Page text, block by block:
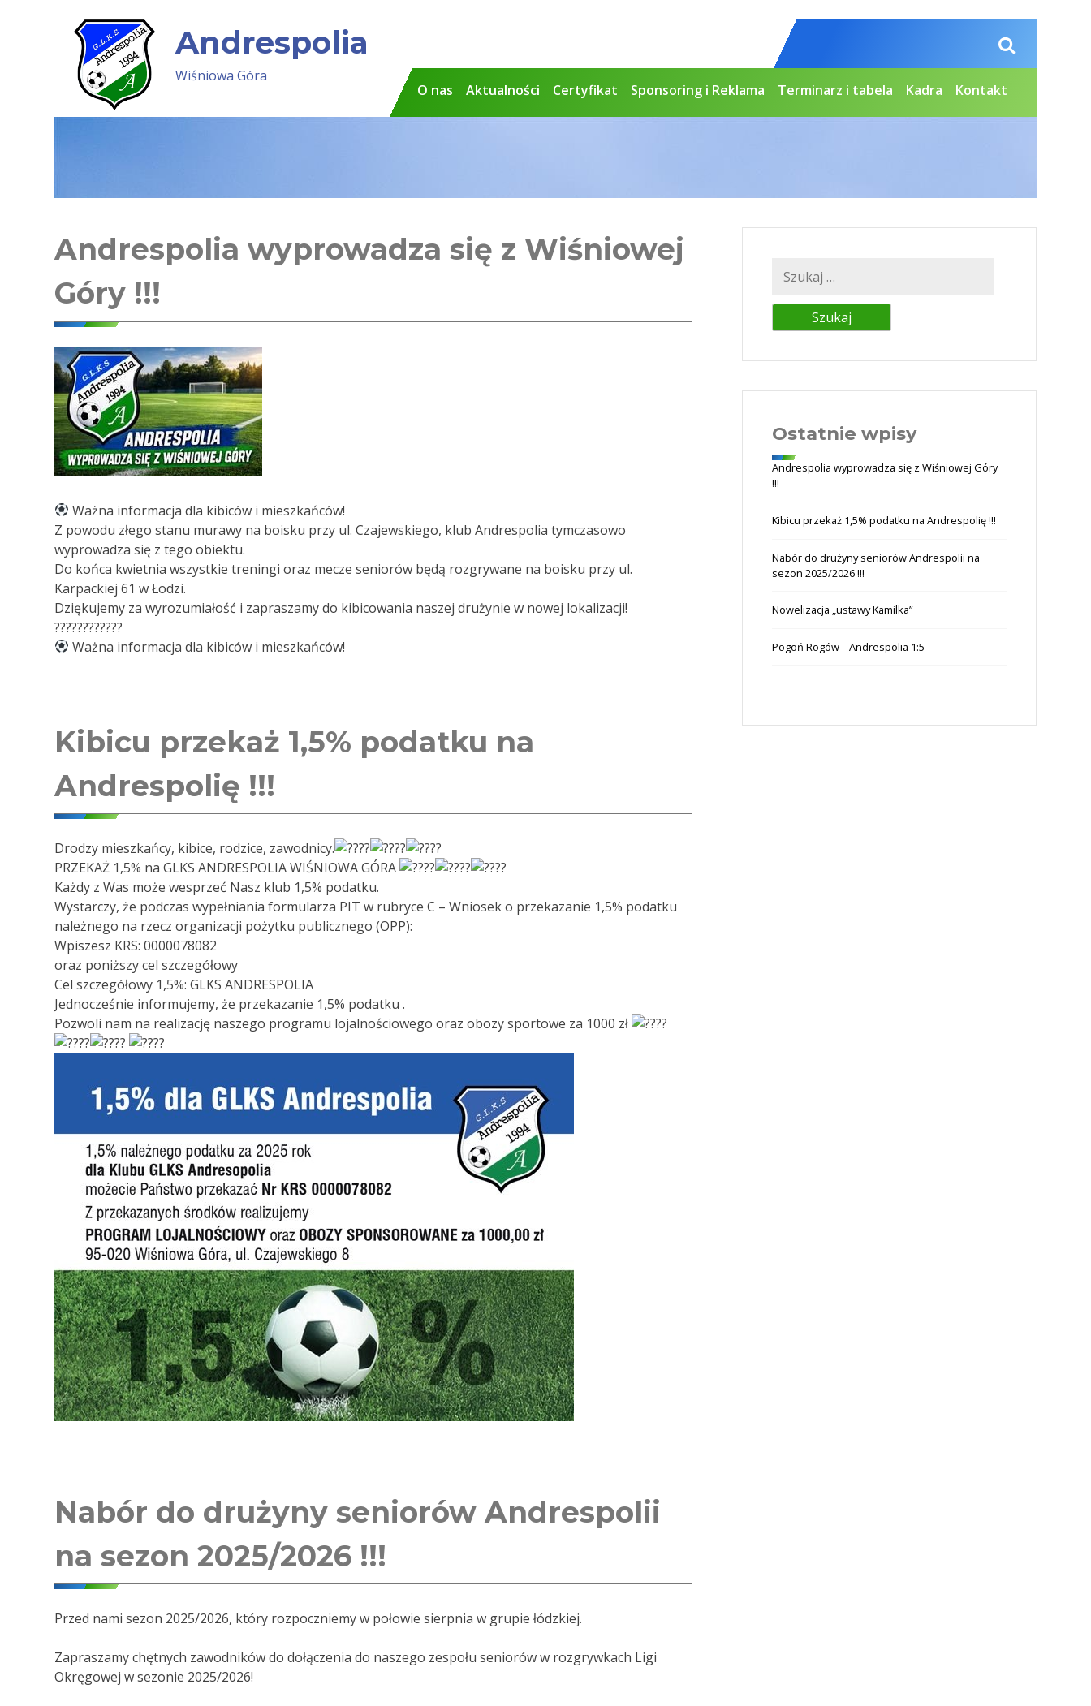
Andrespolia
Wiśniowa Góra
O nas
Aktualności Certyfikat Sponsoring i Reklama Terminarz i tabela Kadra Kontakt
Andrespolia wyprowadza się z Wiśniowej
Góry !!!
Ważna informacja dla kibiców i mieszkańców!
Z powodu złego stanu murawy na boisku przy ul. Czajewskiego, klub Andrespolia tymczasowo
wyprowadza się z tego obiektu.
Do końca kwietnia wszystkie treningi oraz mecze seniorów będą rozgrywane na boisku przy ul.
Karpackiej 61 w Łodzi.
Dziękujemy za wyrozumiałość i zapraszamy do kibicowania naszej drużynie w nowej lokalizacji!
????????????
Ważna informacja dla kibiców i mieszkańców!
Kibicu przekaż 1,5% podatku na
Andrespolię !!!
Drodzy mieszkańcy, kibice, rodzice, zawodnicy.
PRZEKAŻ 1,5% na GLKS ANDRESPOLIA WIŚNIOWA GÓRA
Każdy z Was może wesprzeć Nasz klub 1,5% podatku.
Wystarczy, że podczas wypełniania formularza PIT w rubryce C – Wniosek o przekazanie 1,5% podatku
należnego na rzecz organizacji pożytku publicznego (OPP):
Wpiszesz KRS: 0000078082
oraz poniższy cel szczegółowy
Cel szczegółowy 1,5%: GLKS ANDRESPOLIA
Jednocześnie informujemy, że przekazanie 1,5% podatku .
Pozwoli nam na realizację naszego programu lojalnościowego oraz obozy sportowe za 1000 zł
Nabór do drużyny seniorów Andrespolii
na sezon 2025/2026 !!!
Przed nami sezon 2025/2026, który rozpoczniemy w połowie sierpnia w grupie łódzkiej.
Zapraszamy chętnych zawodników do dołączenia do naszego zespołu seniorów w rozgrywkach Ligi
Okręgowej w sezonie 2025/2026!
Ostatnie wpisy
Andrespolia wyprowadza się z Wiśniowej Góry
!!!
Kibicu przekaż 1,5% podatku na Andrespolię !!!
Nabór do drużyny seniorów Andrespolii na
sezon 2025/2026 !!!
Nowelizacja „ustawy Kamilka”
Pogoń Rogów – Andrespolia 1:5